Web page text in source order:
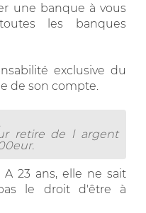
une banque à vous
les banques
exclusive du
de son compte.
retire de l argent
23 ans, elle ne sait
le droit d'être à